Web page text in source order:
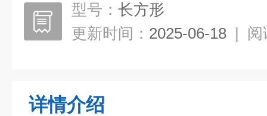
型号： 长方形
更新时间： 2025-06-18 | 阅
详情介绍